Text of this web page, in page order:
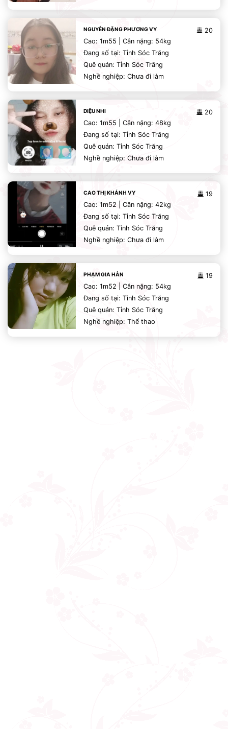
20
NGUYỄN ĐẶNG PHƯƠNG VY
Cao: 1m55 | Cân nặng: 54kg
Đang số tại: Tỉnh Sóc Trăng
Quê quán: Tỉnh Sóc Trăng
Nghề nghiệp: Chưa đi làm
20
DIỆU NHI
Cao: 1m55 | Cân nặng: 48kg
Đang số tại: Tỉnh Sóc Trăng
Quê quán: Tỉnh Sóc Trăng
Nghề nghiệp: Chưa đi làm
19
CAO THỊ KHÁNH VY
Cao: 1m52 | Cân nặng: 42kg
Đang số tại: Tỉnh Sóc Trăng
Quê quán: Tỉnh Sóc Trăng
Nghề nghiệp: Chưa đi làm
19
PHẠM GIA HÂN
Cao: 1m52 | Cân nặng: 54kg
Đang số tại: Tỉnh Sóc Trăng
Quê quán: Tỉnh Sóc Trăng
Nghề nghiệp: Thể thao